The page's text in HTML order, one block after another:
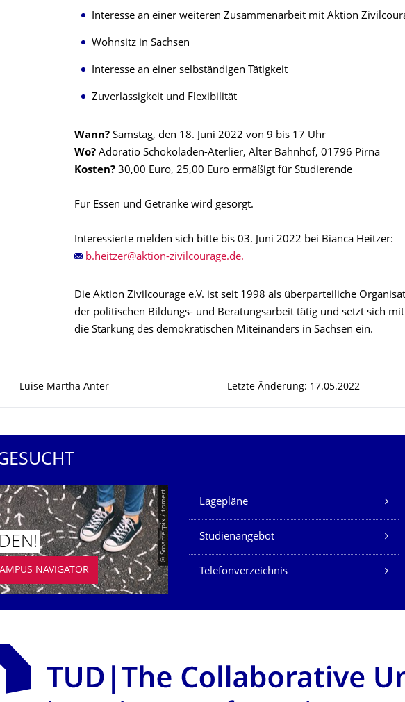
Interesse an einer weiteren Zusammenarbeit mit Aktion
Wohnsitz in Sachsen
Interesse an einer selbständigen Tätigkeit
Zuverlässigkeit und Flexibilität
Wann? Samstag, den 18. Juni 2022 von 9 bis 17 Uhr
Wo? Adoratio Schokoladen-Aterlier, Alter Bahnhof, 01796 Pirna
Kosten? 30,00 Euro, 25,00 Euro ermäßigt für Studierende
Für Essen und Getränke wird gesorgt.
Interessierte melden sich bitte bis 03. Juni 2022 bei Bianca Heitzer:
Die Aktion Zivilcourage e.V. ist seit 1998 als überparteiliche
der politischen Bildungs- und Beratungsarbeit tätig und setzt sich
die Stärkung des demokratischen Miteinanders in Sachsen ein.
Luise Martha Anter Letzte Änderung: 17.05.2022
© Smarterpix / tomert
NAVIGATOR
Unsere Dienste
Lagepläne
Studienangebot
Telefonverzeichnis